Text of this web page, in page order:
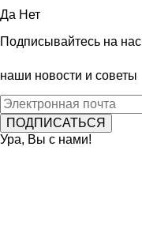
Да Нет
Подписывайтесь на нас
наши новости и советы
Ура, Вы с нами!